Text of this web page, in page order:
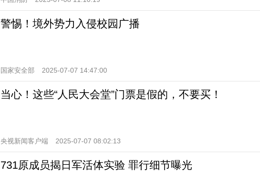
警惕！境外势力入侵校园广播
国家安全部 2025-07-07 14:47:00
当心！这些“人民大会堂”门票是假的，不要买！
央视新闻客户端 2025-07-07 08:02:13
731原成员揭日军活体实验 罪行细节曝光